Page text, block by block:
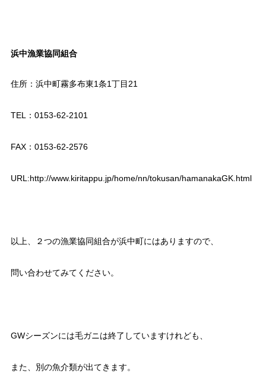
浜中漁業協同組合
住所：浜中町霧多布東1条1丁目21
TEL：0153-62-2101
FAX：0153-62-2576
URL:http://www.kiritappu.jp/home/nn/tokusan/hamanakaGK.html
以上、２つの漁業協同組合が浜中町にはありますので、
問い合わせてみてください。
GWシーズンには毛ガニは終了していますけれども、
また、別の魚介類が出てきます。